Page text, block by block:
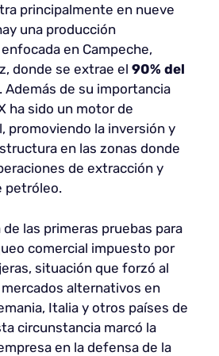
principalmente en nueve
una producción
en Campeche,
donde se extrae el 90% del
. Además de su importancia
ha sido un motor de
promoviendo la inversión y
en las zonas donde
de extracción y
petróleo.
de las primeras pruebas para
comercial impuesto por
situación que forzó al
alternativos en
Italia y otros países de
circunstancia marcó la
en la defensa de la